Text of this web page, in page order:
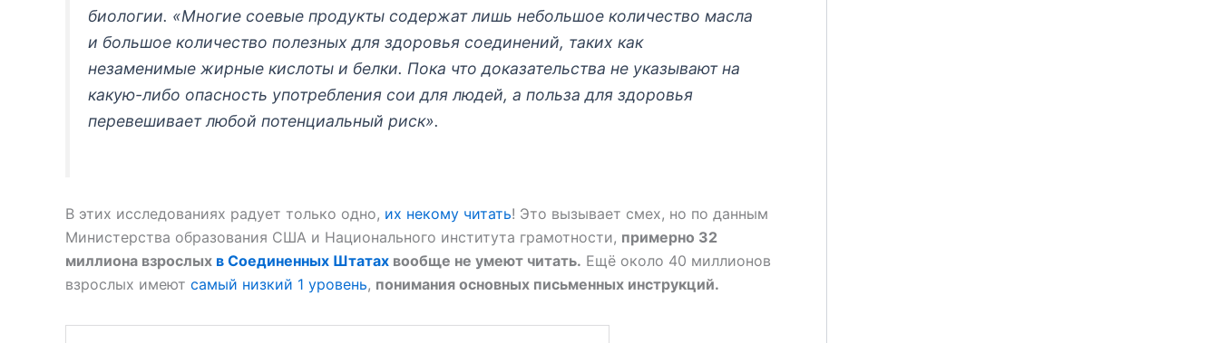
биологии. «Многие соевые продукты содержат лишь небольшое количество масла
и большое количество полезных для здоровья соединений, таких как
незаменимые жирные кислоты и белки. Пока что доказательства не указывают на
какую-либо опасность употребления сои для людей, а польза для здоровья
перевешивает любой потенциальный риск».
В этих исследованиях радует только одно, их некому читать! Это вызывает смех, но по данным
Министерства образования США и Национального института грамотности, примерно 32
миллиона взрослых в Соединенных Штатах вообще не умеют читать. Ещё около 40 миллионов
взрослых имеют самый низкий 1 уровень, понимания основных письменных инструкций.